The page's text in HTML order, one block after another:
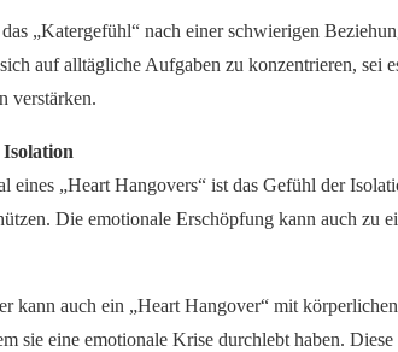
„Katergefühl“ nach einer schwierigen
auf alltägliche Aufgaben zu konzentrieren,
verstärken.
eines „Heart Hangovers“ ist das Gefühl der
Die emotionale Erschöpfung kann auch zu
kann auch ein „Heart Hangover“ mit
sie eine emotionale Krise durchlebt haben.